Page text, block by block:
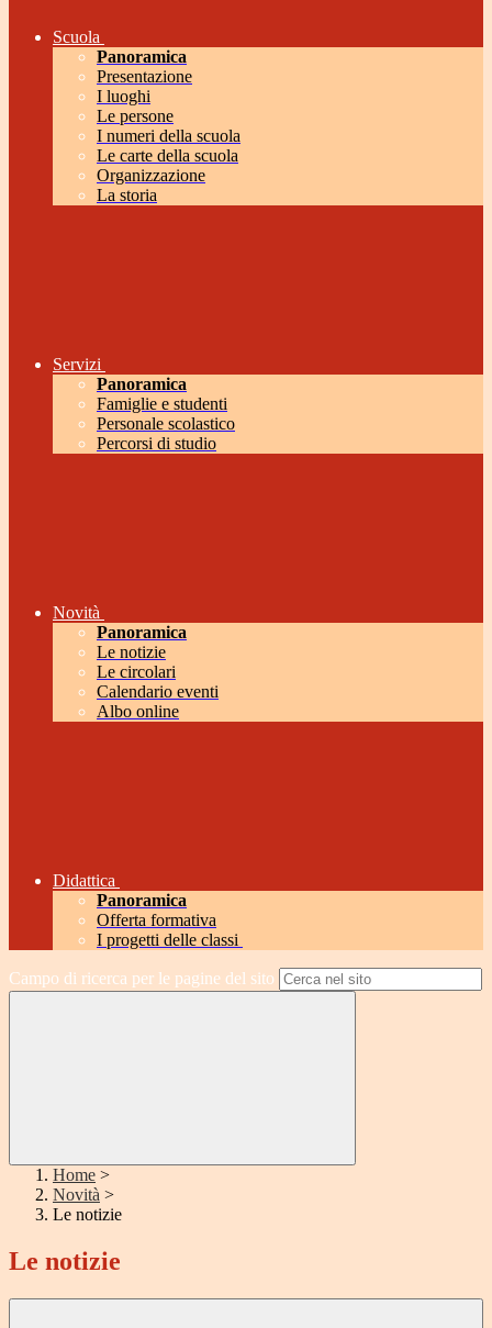
Scuola
Panoramica
Presentazione
I luoghi
Le persone
I numeri della scuola
Le carte della scuola
Organizzazione
La storia
Servizi
Panoramica
Famiglie e studenti
Personale scolastico
Percorsi di studio
Novità
Panoramica
Le notizie
Le circolari
Calendario eventi
Albo online
Didattica
Panoramica
Offerta formativa
I progetti delle classi
Campo di ricerca per le pagine del sito
Home >
Novità >
Le notizie
Le notizie